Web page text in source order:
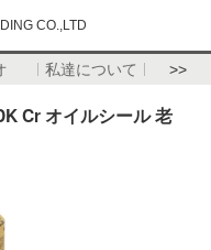
CO.,LTD
私達について >>
Cr オイルシール 老